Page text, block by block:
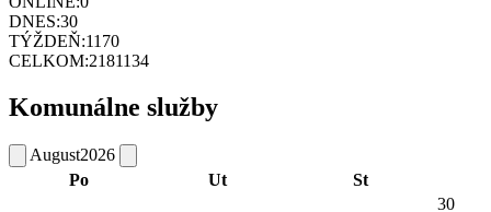
DNES:30
TÝŽDEŇ:1170
CELKOM:2181134
Komunálne služby
August2026
Po
Ut St
30